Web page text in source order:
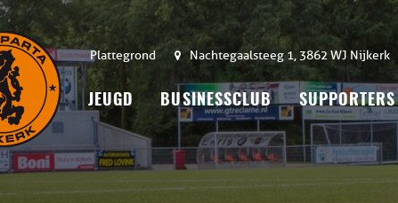
Plattegrond Nachtegaalsteeg 1, 3862 WJ Nijkerk
JEUGD BUSINESSCLUB SUPPORTERS